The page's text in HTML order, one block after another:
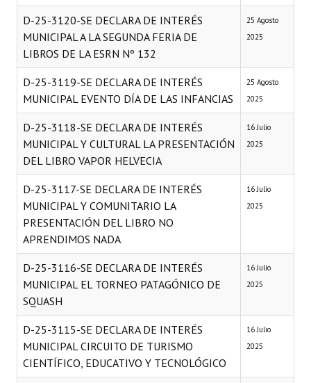
D-25-3120-SE DECLARA DE INTERÉS
MUNICIPAL A LA SEGUNDA FERIA DE
LIBROS DE LA ESRN Nº 132
25 Agosto
2025
D-25-3119-SE DECLARA DE INTERÉS
MUNICIPAL EVENTO DÍA DE LAS INFANCIAS
25 Agosto
2025
D-25-3118-SE DECLARA DE INTERÉS
MUNICIPAL Y CULTURAL LA PRESENTACIÓN
DEL LIBRO VAPOR HELVECIA
16 Julio
2025
D-25-3117-SE DECLARA DE INTERÉS
MUNICIPAL Y COMUNITARIO LA
PRESENTACIÓN DEL LIBRO NO
APRENDIMOS NADA
16 Julio
2025
D-25-3116-SE DECLARA DE INTERÉS
MUNICIPAL EL TORNEO PATAGÓNICO DE
SQUASH
16 Julio
2025
D-25-3115-SE DECLARA DE INTERÉS
MUNICIPAL CIRCUITO DE TURISMO
CIENTÍFICO, EDUCATIVO Y TECNOLÓGICO
16 Julio
2025